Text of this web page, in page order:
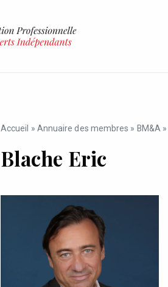
Accueil » Annuaire des membres » BM&A »
Blache Eric